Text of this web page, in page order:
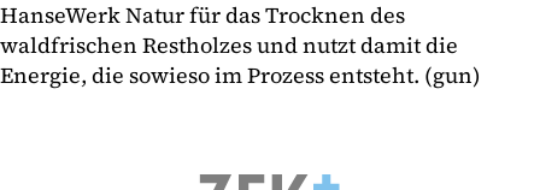
HanseWerk Natur für das Trocknen des
waldfrischen Restholzes und nutzt damit die
Energie, die sowieso im Prozess entsteht. (gun)